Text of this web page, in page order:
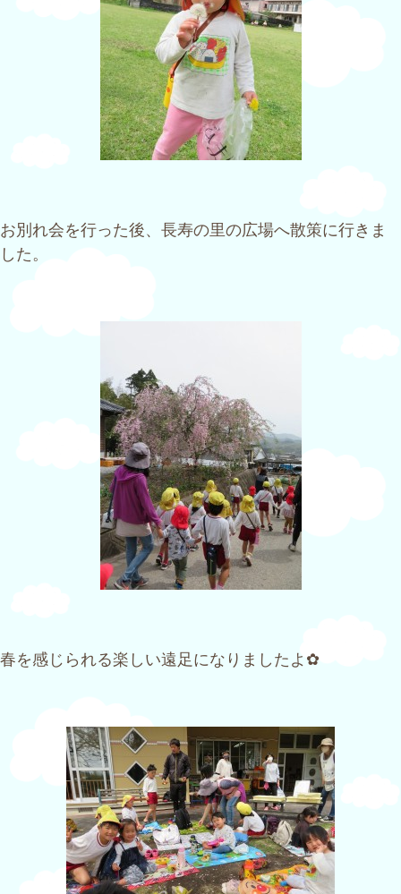
お別れ会を行った後、長寿の里の広場へ散策に行きま
した。
春を感じられる楽しい遠足になりましたよ✿